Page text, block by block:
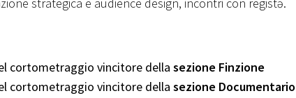
strategica e audience design, incontri con registə.
cortometraggio vincitore della sezione Finzione
cortometraggio vincitore della sezione Documentario